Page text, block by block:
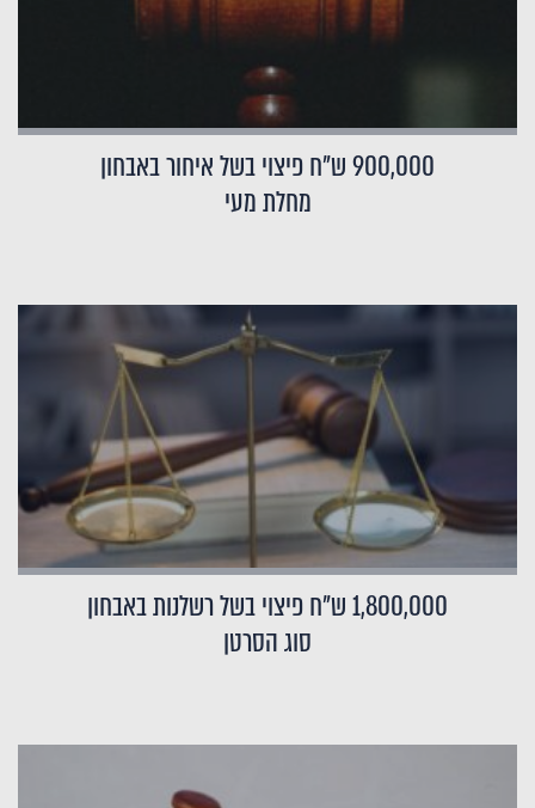
900,000 ש"ח פיצוי בשל איחור באבחון
מחלת מעי
1,800,000 ש"ח פיצוי בשל רשלנות באבחון
סוג הסרטן